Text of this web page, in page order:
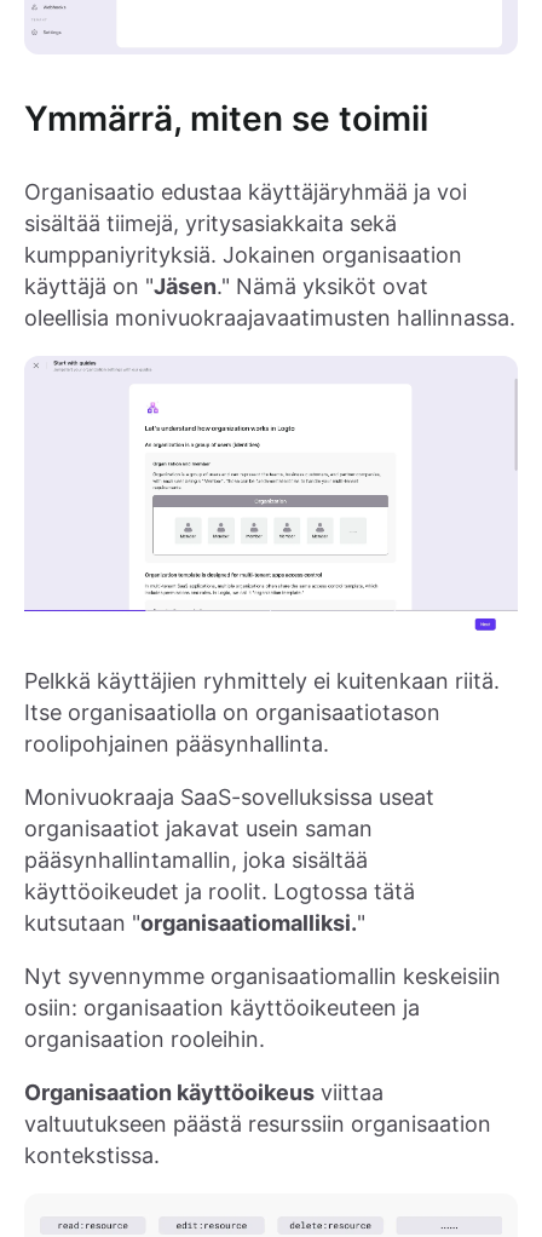
Ymmärrä, miten se toimii
Organisaatio edustaa käyttäjäryhmää ja voi
sisältää tiimejä, yritysasiakkaita sekä
kumppaniyrityksiä. Jokainen organisaation
käyttäjä on "Jäsen." Nämä yksiköt ovat
oleellisia monivuokraajavaatimusten hallinnassa.
Pelkkä käyttäjien ryhmittely ei kuitenkaan riitä.
Itse organisaatiolla on organisaatiotason
roolipohjainen pääsynhallinta.
Monivuokraaja SaaS-sovelluksissa useat
organisaatiot jakavat usein saman
pääsynhallintamallin, joka sisältää
käyttöoikeudet ja roolit. Logtossa tätä
kutsutaan "organisaatiomalliksi."
Nyt syvennymme organisaatiomallin keskeisiin
osiin: organisaation käyttöoikeuteen ja
organisaation rooleihin.
Organisaation käyttöoikeus viittaa
valtuutukseen päästä resurssiin organisaation
kontekstissa.